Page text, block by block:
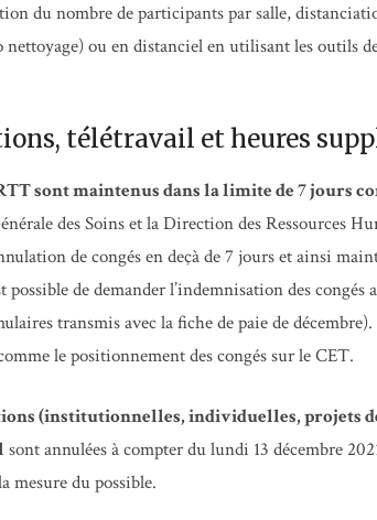
du nombre de participants par salle,
nettoyage) ou en distanciel en utilisant les outils
télétravail et heures
sont maintenus dans la limite de 7 jours
des Soins et la Direction des Ressources
de congés en deçà de 7 jours et ainsi
possible de demander l’indemnisation des
transmis avec la fiche de paie de
le positionnement des congés sur le CET.
(institutionnelles, individuelles, projets
sont annulées à compter du lundi 13 décembre
mesure du possible.